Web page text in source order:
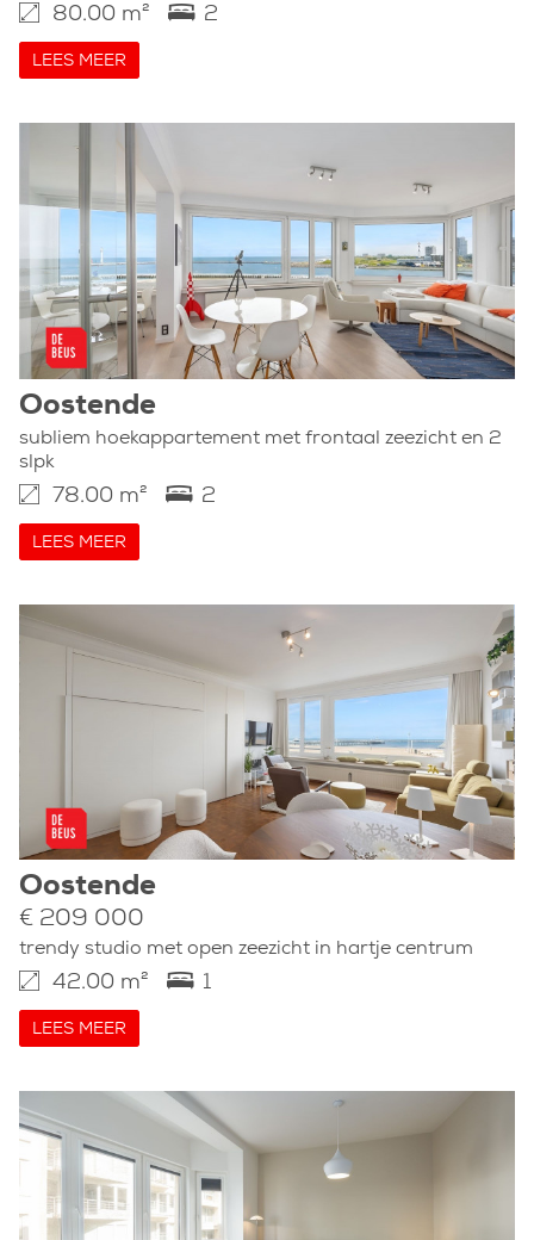
80.00 m² 2
LEES MEER
Oostende
subliem hoekappartement met frontaal zeezicht en 2
slpk
78.00 m² 2
LEES MEER
Oostende
€ 209 000
trendy studio met open zeezicht in hartje centrum
42.00 m² 1
LEES MEER